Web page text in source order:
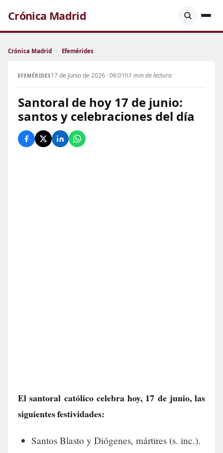
Crónica Madrid
Crónica Madrid › Efemérides
EFEMÉRIDES17 de Junio de 2026 · 06:01h1 min de lectura
Santoral de hoy 17 de junio:
santos y celebraciones del día
El santoral católico celebra hoy, 17 de junio, las
siguientes festividades:
Santos Blasto y Diógenes, mártires (s. inc.).